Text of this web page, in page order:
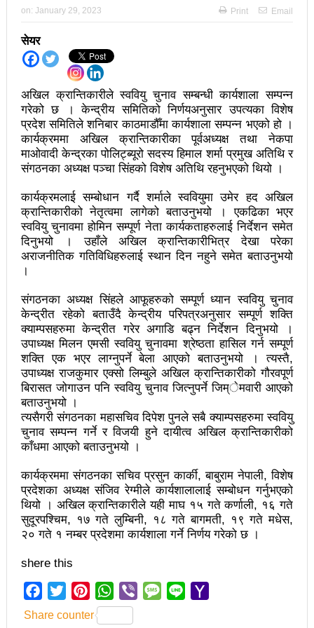
छिटफुटबाहेक शान्तिपूर्ण रुपमा मतदान सम्पन्न
आज प्रतिनिधिसभा सदस्य निर्वाचनः देशैभर मतदान जारी
बैतडीमा जन्तिबस दुर्घटनाः १३ जनाको मृत्यु
कविता – अपजश
पुरस्कार वितरणबिनै काउन्सिलले सम्पन्न गर्‍यो वार्षिकोत्सव
बाटो खुलाउन मन्त्री घिसिङको म्यासेज
खतिवडाको नयाँ गीत जमाना आजकाल
सहनशीलताको ब्रेक
राममाया च्यामिनीसँग दशरथ चन्दको अनुरोध – प्रेमविनोद नन्दन
चलचित्र विकास बोर्डका नवनियुक्त सदस्य गणेश सुवेदीलाई
आइएनएनएफद्वारा सम्मान
एनआरएनए बेलायतको अध्यक्षमा जिलिङका पुडासैनी
महानगर यातायातले थप्यो १२ वटा विद्युतीय बस
गणेश पण्डितको कवितासङ्ग्रह कालापानी लोकार्पण
फोहोरमैला व्यवस्थापन संघ नेपालको अध्यक्षमा नुवाकोटका घिमिरे
निर्वाचित
कविता – सुख भोग
समाचार हटाउने अदालतको आदेश र पत्रकार पक्राउ पुर्जीबारे
काउन्सिल सुक्ष्म अध्ययनमा
लोकतान्त्रिक सहिद सन्तति वृत्ति कोष स्थापनाः सहिदका
बालबालिकाको शिक्षामा खर्च हुने
on: January 29, 2023 Print Email
सेयर
अखिल क्रान्तिकारीले स्ववियु चुनाव सम्बन्धी कार्यशाला सम्पन्न
गरेको छ । केन्द्रीय समितिको निर्णयअनुसार उपत्यका विशेष
प्रदेश समितिले शनिबार काठमाडौँमा कार्यशाला सम्पन्न भएको हो ।
कार्यक्रममा अखिल क्रान्तिकारीका पूर्वअध्यक्ष तथा नेकपा
माओवादी केन्द्रका पोलिट्ब्यूरो सदस्य हिमाल शर्मा प्रमुख अतिथि र
संगठनका अध्यक्ष पञ्चा सिंहको विशेष अतिथि रहनुभएको थियो ।
कार्यक्रमलाई सम्बोधान गर्दै शर्माले स्ववियुमा उमेर हद अखिल
क्रान्तिकारीको नेतृत्वमा लागेको बताउनुभयो । एकढिका भएर
स्ववियु चुनावमा होमिन सम्पूर्ण नेता कार्यकताहरुलाई निर्देशन समेत
दिनुभयो । उहाँले अखिल क्रान्तिकारीभित्र देखा परेका
अराजनीतिक गतिविधिहरुलाई स्थान दिन नहुने समेत बताउनुभयो
।
संगठनका अध्यक्ष सिंहले आफूहरुको सम्पूर्ण ध्यान स्ववियु चुनाव
केन्द्रीत रहेको बताउँदै केन्द्रीय परिपत्रअनुसार सम्पूर्ण शक्ति
क्याम्पसहरुमा केन्द्रीत गरेर अगाडि बढ्न निर्देशन दिनुभयो ।
उपाध्यक्ष मिलन एमसी स्ववियु चुनावमा श्रेष्ठता हासिल गर्न सम्पूर्ण
शक्ति एक भएर लाग्नुपर्ने बेला आएको बताउनुभयो । त्यस्तै,
उपाध्यक्ष राजकुमार एक्सो लिम्बुले अखिल क्रान्तिकारीको गौरवपूर्ण
बिरासत जोगाउन पनि स्ववियु चुनाव जित्नुपर्ने जिम्ेमवारी आएको
बताउनुभयो ।
त्यसैगरी संगठनका महासचिव दिपेश पुनले सबै क्याम्पसहरुमा स्ववियु
चुनाव सम्पन्न गर्ने र विजयी हुने दायीत्व अखिल क्रान्तिकारीको
काँधमा आएको बताउनुभयो ।
कार्यक्रममा संगठनका सचिव प्रसुन कार्की, बाबुराम नेपाली, विशेष
प्रदेशका अध्यक्ष संजिव रेग्मीले कार्यशालालाई सम्बोधन गर्नुभएको
थियो । अखिल क्रान्तिकारीले यही माघ १५ गते कर्णाली, १६ गते
सुदूरपश्चिम, १७ गते लुम्बिनी, १८ गते बागमती, १९ गते मधेस,
२० गते १ नम्बर प्रदेशमा कार्यशाला गर्ने निर्णय गरेको छ ।
shere this
Facebook
TwitterPinterestWhatsApp
Viber Message
Line
Share counter